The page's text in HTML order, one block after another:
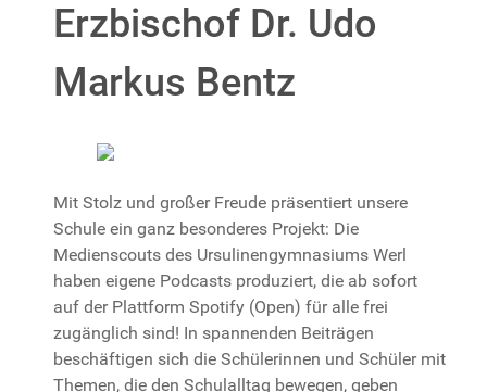
Erzbischof Dr. Udo
Markus Bentz
Mit Stolz und großer Freude präsentiert unsere
Schule ein ganz besonderes Projekt: Die
Medienscouts des Ursulinengymnasiums Werl
haben eigene Podcasts produziert, die ab sofort
auf der Plattform Spotify (Open) für alle frei
zugänglich sind! In spannenden Beiträgen
beschäftigen sich die Schülerinnen und Schüler mit
Themen, die den Schulalltag bewegen, geben